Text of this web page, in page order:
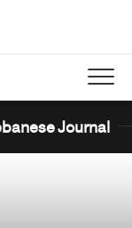
Journal